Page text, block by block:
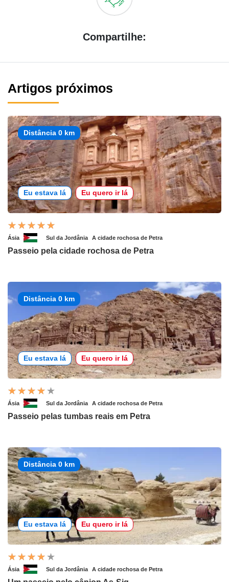
Compartilhe:
Artigos próximos
Distância 0 km
Eu estava lá Eu quero ir lá
Ásia Sul da Jordânia A cidade rochosa de Petra
Passeio pela cidade rochosa de Petra
Distância 0 km
Eu estava lá Eu quero ir lá
Ásia Sul da Jordânia A cidade rochosa de Petra
Passeio pelas tumbas reais em Petra
Distância 0 km
Eu estava lá Eu quero ir lá
Ásia Sul da Jordânia A cidade rochosa de Petra